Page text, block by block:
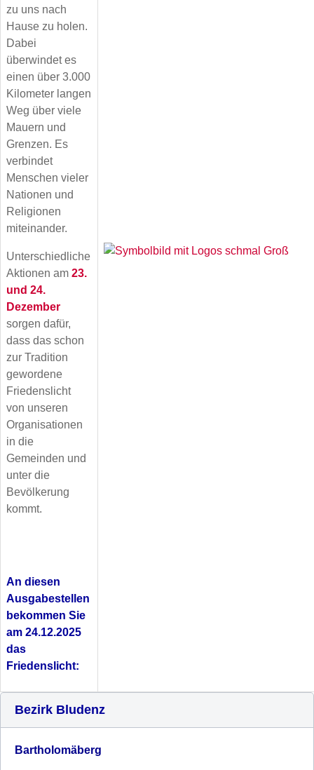
zu uns nach
Hause zu holen.
Dabei
überwindet es
einen über 3.000
Kilometer langen
Weg über viele
Mauern und
Grenzen. Es
verbindet
Menschen vieler
Nationen und
Religionen
miteinander.
Unterschiedliche
Aktionen am 23.
und 24.
Dezember
sorgen dafür,
dass das schon
zur Tradition
gewordene
Friedenslicht
von unseren
Organisationen
in die
Gemeinden und
unter die
Bevölkerung
kommt.
An diesen
Ausgabestellen
bekommen Sie
am 24.12.2025
das
Friedenslicht:
Bezirk Bludenz
Bartholomäberg